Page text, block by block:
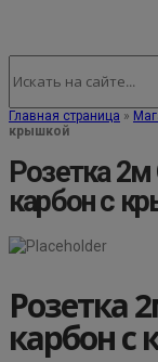
Главная страница »
крышкой
Розетка
карбон с
Розетка
карбон